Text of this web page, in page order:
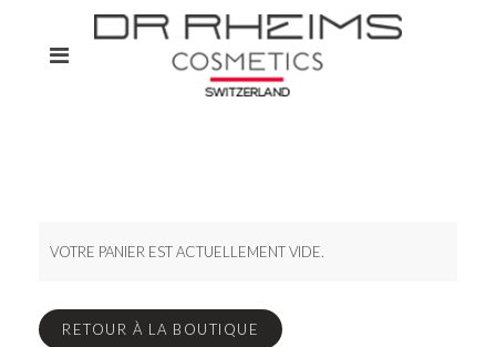
VOTRE PANIER EST ACTUELLEMENT VIDE.
RETOUR À LA BOUTIQUE